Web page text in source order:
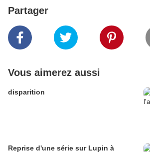
Partager
Vous aimerez aussi
disparition
Reprise d'une série sur Lupin à